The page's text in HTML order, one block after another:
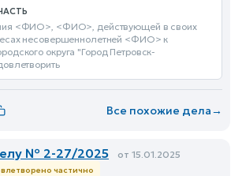
<ФИО>, <ФИО>, действующей в своих
несовершеннолетней <ФИО> к
округа "Город Петровск-
Все похожие дела→
№ 2-27/2025 от 15.01.2025
частично